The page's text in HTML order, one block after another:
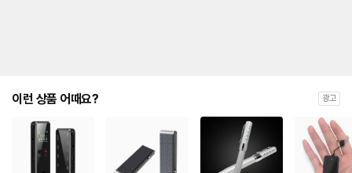
이런 상품 어때요? 광고